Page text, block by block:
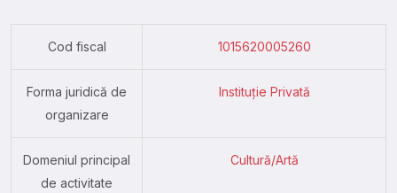
Cod fiscal 1015620005260
Forma juridică de
organizare
Instituție Privată
Domeniul principal
de activitate
Cultură/Artă